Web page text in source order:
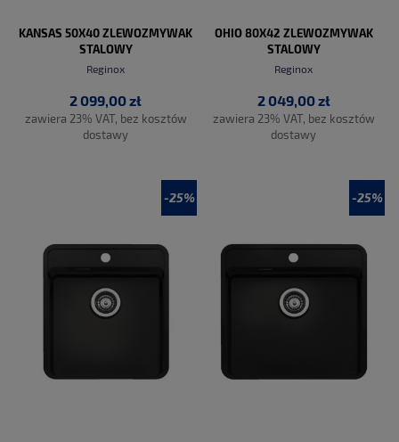
KANSAS 50X40 ZLEWOZMYWAK
STALOWY
Reginox
2 099,00 zł
zawiera 23% VAT, bez kosztów
dostawy
OHIO 80X42 ZLEWOZMYWAK
STALOWY
Reginox
2 049,00 zł
zawiera 23% VAT, bez kosztów
dostawy
-25% -25%